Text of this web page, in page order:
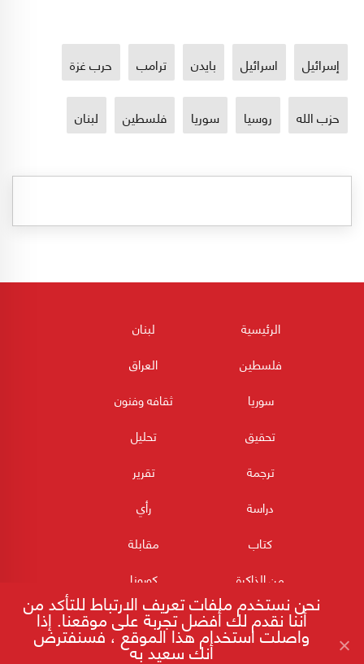
إسرائيل اسرائيل بايدن ترامب حرب غزة
حزب الله روسيا سوريا فلسطين لبنان
الرئيسية
لبنان
فلسطين
العراق
سوريا
ثقافه وفنون
تحقيق
تحليل
ترجمة
تقرير
دراسة
رأي
كتاب
مقابلة
من الذاكرة
كورونا
نحن نستخدم ملفات تعريف الارتباط للتأكد من
أننا نقدم لك أفضل تجربة على موقعنا. إذا
واصلت استخدام هذا الموقع ، فسنفترض
أنك سعيد به